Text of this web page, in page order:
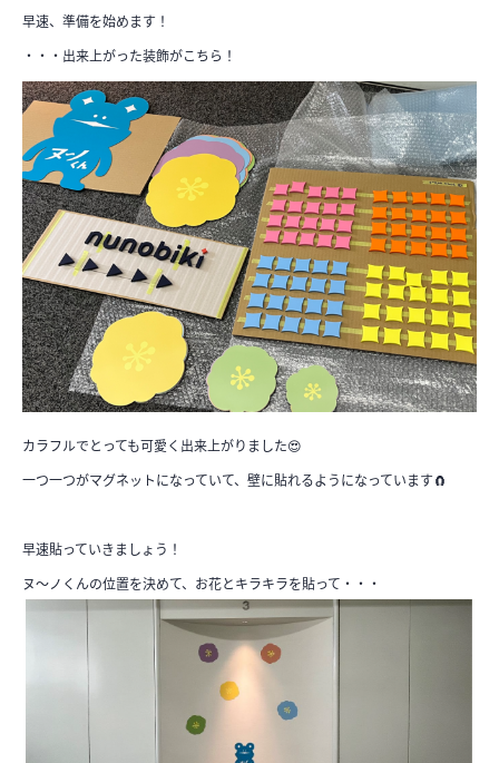
早速、準備を始めます！
・・・出来上がった装飾がこちら！
カラフルでとっても可愛く出来上がりました😍
一つ一つがマグネットになっていて、壁に貼れるようになっています🧲
早速貼っていきましょう！
ヌ～ノくんの位置を決めて、お花とキラキラを貼って・・・